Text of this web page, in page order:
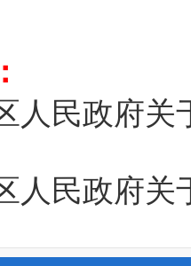
人民政府关
人民政府关